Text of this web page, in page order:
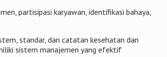
partisipasi karyawan, identifikasi bahaya,
standar, dan catatan kesehatan dan
sistem manajemen yang efektif